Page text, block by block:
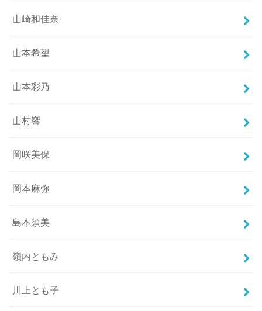
山崎和佳奈
山本希望
山本彩乃
山村響
岡咲美保
岡本麻弥
島本須美
嶺内ともみ
川上とも子